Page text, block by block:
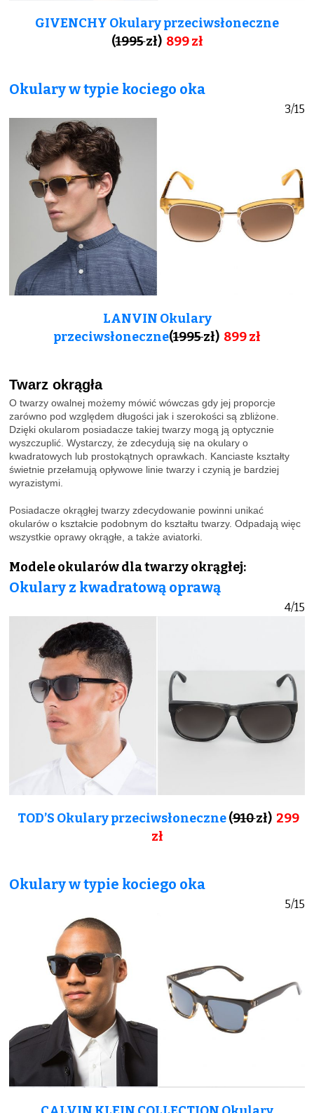
GIVENCHY Okulary przeciwsłoneczne
(1995zł) 899 zł
Okulary w typie kociego oka
3/15
LANVIN Okulary
przeciwsłoneczne(1995zł) 899 zł
Twarz okrągła
O twarzy owalnej możemy mówić wówczas gdy jej proporcje
zarówno pod względem długości jak i szerokości są zbliżone.
Dzięki okularom posiadacze takiej twarzy mogą ją optycznie
wyszczuplić. Wystarczy, że zdecydują się na okulary o
kwadratowych lub prostokątnych oprawkach. Kanciaste kształty
świetnie przełamują opływowe linie twarzy i czynią je bardziej
wyrazistymi.
Posiadacze okrągłej twarzy zdecydowanie powinni unikać
okularów o kształcie podobnym do kształtu twarzy. Odpadają więc
wszystkie oprawy okrągłe, a także aviatorki.
Modele okularów dla twarzy okrągłej:
Okulary z kwadratową oprawą
4/15
TOD’S Okulary przeciwsłoneczne(910zł) 299
zł
Okulary w typie kociego oka
5/15